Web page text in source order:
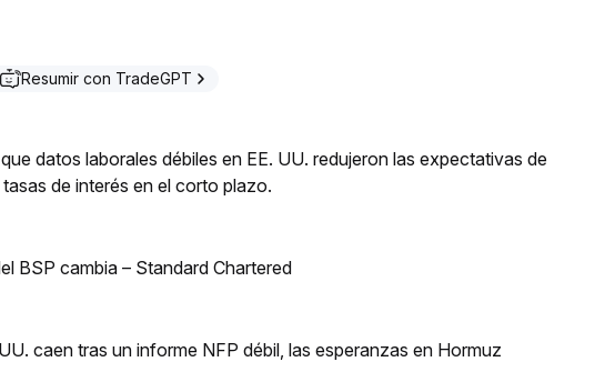
Resumir con TradeGPT
datos laborales débiles en EE. UU. redujeron las expectativas de
de interés en el corto plazo.
BSP cambia – Standard Chartered
caen tras un informe NFP débil, las esperanzas en Hormuz